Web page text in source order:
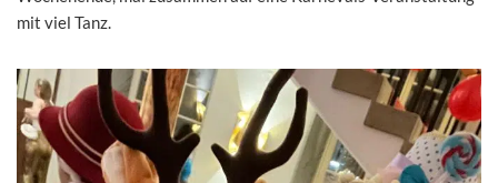
mit viel Tanz.